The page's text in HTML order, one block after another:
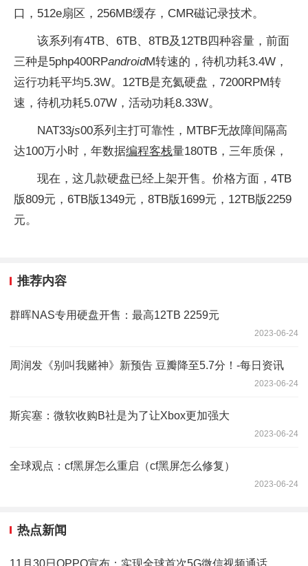
口，512e扇区，256MB缓存，CMR磁记录技术。
该系列有4TB、6TB、8TB及12TB四种容量，前面
三种是5php400RPandroidM转速的，待机功耗3.4W，
运行功耗平均5.3W。12TB是充氦硬盘，7200RPM转
速，待机功耗5.07W，活动功耗8.33W。
NAT33js00系列主打可靠性，MTBF无故障间隔高
达100万小时，年数据编程客栈量180TB，三年质保，
现在，这几款硬盘已经上架开售。价格方面，4TB
版809元，6TB版1349元，8TB版1699元，12TB版2259
元。
推荐内容
群晖NAS专用硬盘开售：最高12TB 2259元
2023-06-24
周润发《别叫我赌神》新预告 豆瓣降至5.7分！-每日资讯
2023-06-24
斯宾塞：微软收购B社是为了让Xbox更加强大
2023-06-24
全球观点：cf黑屏怎么重启（cf黑屏怎么修复）
2023-06-24
热点新闻